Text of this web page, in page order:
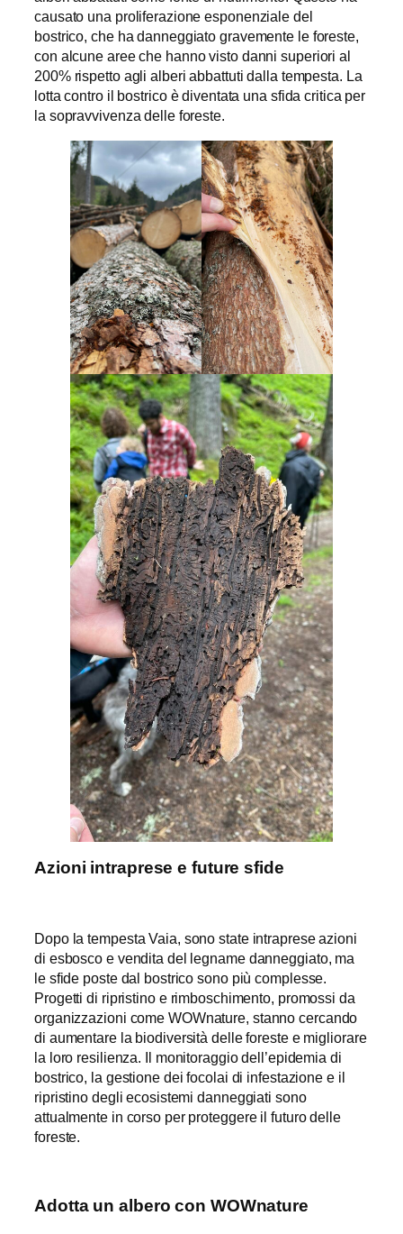
causato una proliferazione esponenziale del
bostrico, che ha danneggiato gravemente le foreste,
con alcune aree che hanno visto danni superiori al
200% rispetto agli alberi abbattuti dalla tempesta. La
lotta contro il bostrico è diventata una sfida critica per
la sopravvivenza delle foreste.
Azioni intraprese e future sfide
Dopo la tempesta Vaia, sono state intraprese azioni
di esbosco e vendita del legname danneggiato, ma
le sfide poste dal bostrico sono più complesse.
Progetti di ripristino e rimboschimento, promossi da
organizzazioni come WOWnature, stanno cercando
di aumentare la biodiversità delle foreste e migliorare
la loro resilienza. Il monitoraggio dell’epidemia di
bostrico, la gestione dei focolai di infestazione e il
ripristino degli ecosistemi danneggiati sono
attualmente in corso per proteggere il futuro delle
foreste.
Adotta un albero con WOWnature